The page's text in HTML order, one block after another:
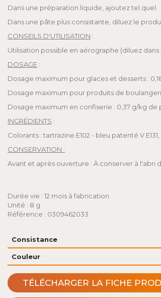
Dans une préparation liquide, ajoutez tel quel.
Dans une pâte plus consistante, diluez le
CONSEILS D'UTILISATION :
Utilisation possible en aérographe (diluez
DOSAGE :
Dosage maximum pour glaces et desserts :
Dosage maximum pour produits de
Dosage maximum en confiserie : 0,37 g/kg de
INGRÉDIENTS :
Colorants : tartrazine E102 - bleu patenté V
CONSERVATION :
Avant et après ouverture : À conserver à
Durée vie : 12 mois à fabrication
Unité : 8 g
Référence : 0309462033
Consistance
Couleur
TÉLÉCHARGER LA FICHE